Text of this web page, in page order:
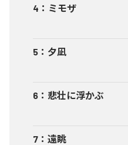
4 ： ミモザ
5 ： 夕凪
6 ： 悲壮に浮かぶ
7 ： 遠眺